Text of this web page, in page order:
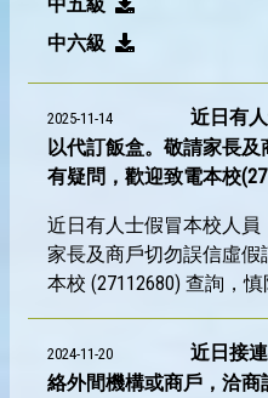
中六級
2025-11-14
近日有
以代訂飯盒。敬請家長
有疑問，歡迎致電本校
近日有人士假冒本校人
家長及商戶切勿誤信虛
本校 (27112680) 查詢，慎
2024-11-20
近日接
絡外間機構或商戶，洽